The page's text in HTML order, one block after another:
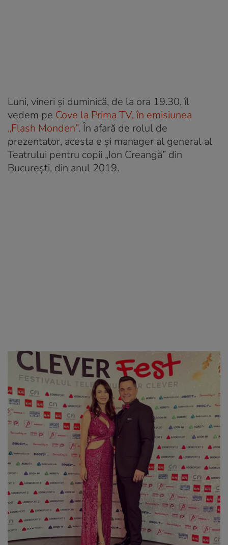
Luni, vineri și duminică, de la ora 19.30, îl
vedem pe Cove la Prima TV, în emisiunea
„Flash Monden”. În afară de rolul de
prezentator, acesta e și manager al general al
Teatrului pentru copii „Ion Creangă” din
București, din anul 2019.